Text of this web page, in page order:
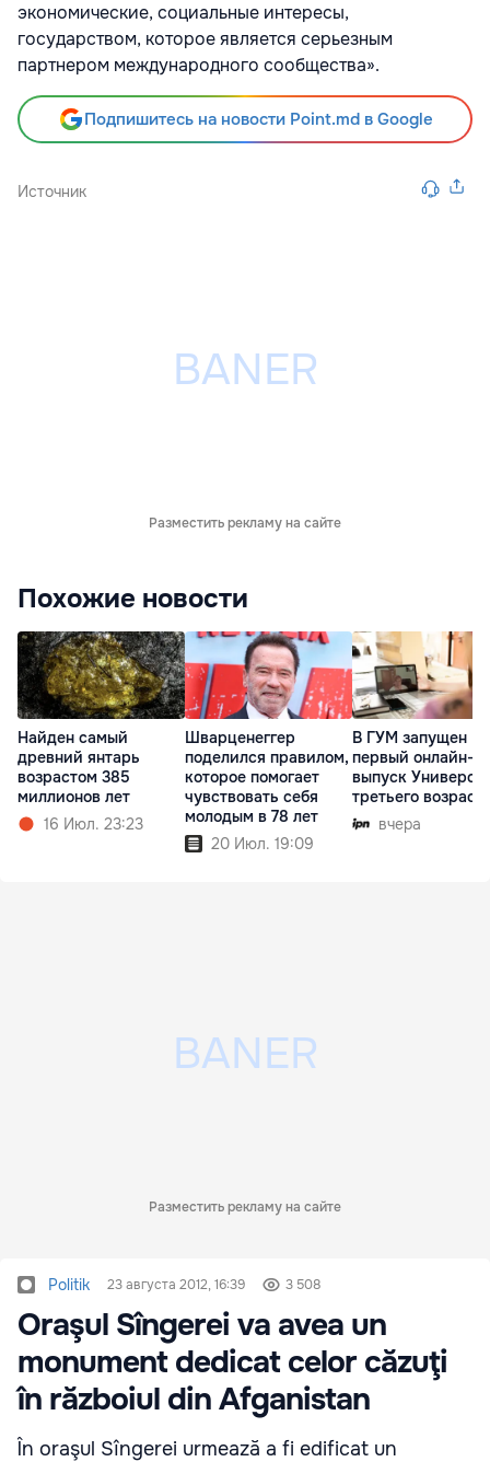
экономические, социальные интересы,
государством, которое является серьезным
партнером международного сообщества».
Подпишитесь на новости Point.md в Google
Источник
Разместить рекламу на сайте
Похожие новости
Найден самый
древний янтарь
возрастом 385
миллионов лет
16 Июл. 23:23
Шварценеггер
поделился правилом,
которое помогает
чувствовать себя
молодым в 78 лет
20 Июл. 19:09
В ГУМ запущен
первый онлайн-
выпуск
третьего
вчера
Разместить рекламу на сайте
Politik 23 августа 2012, 16:39 3 508
Oraşul Sîngerei va avea un
monument dedicat celor căzuţi
în războiul din Afganistan
În oraşul Sîngerei urmează a fi edificat un